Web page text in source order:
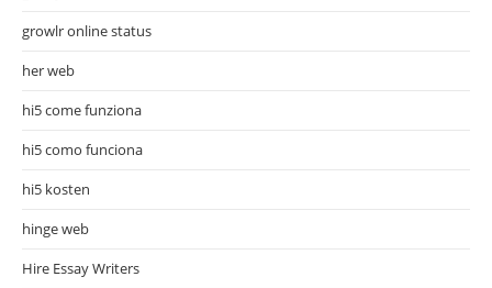
growlr online status
her web
hi5 come funziona
hi5 como funciona
hi5 kosten
hinge web
Hire Essay Writers